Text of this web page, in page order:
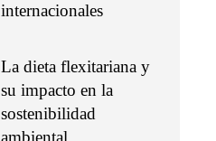
internacionales
La dieta flexitariana y
su impacto en la
sostenibilidad
ambiental